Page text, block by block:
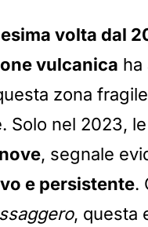
volta dal
vulcanica ha
zona
Solo nel 2023,
nove, segnale
e persistente.
, questa